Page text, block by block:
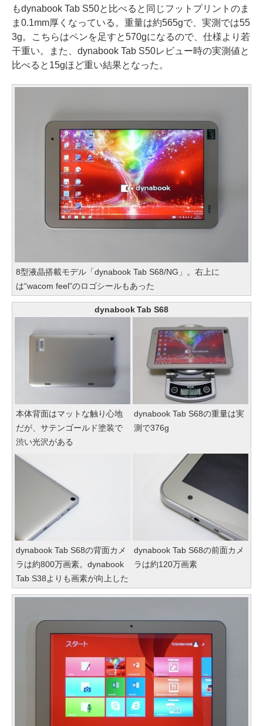
もdynabook Tab S50と比べると同じフットプリントのま
ま0.1mm厚くなっている。重量は約565gで、実測では55
3g。こちらはペンを足すと570gになるので、仕様より若
干重い。また、dynabook Tab S50レビュー時の実測値と
比べると15gほど重い結果となった。
8型液晶搭載モデル「dynabook Tab S68/NG」。右上に
は“wacom feel”のロゴシールもあった
dynabook Tab S68
本体背面はマットな触り心地
だが、サテンゴールド塗装で
渋い光沢がある
dynabook Tab S68の重量は実
測で376g
dynabook Tab S68の背面カメ
ラは約800万画素。dynabook
Tab S38よりも画素が向上した
dynabook Tab S68の前面カメ
ラは約120万画素